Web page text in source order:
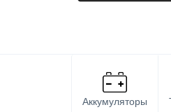
Аккумуляторы